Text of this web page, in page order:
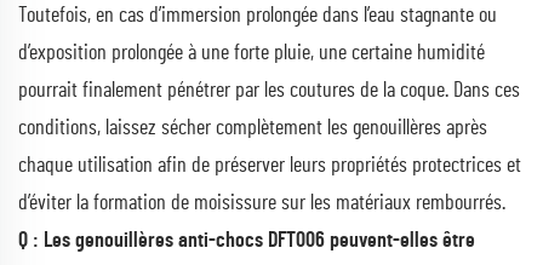
Toutefois, en cas d’immersion prolongée dans l’eau stagnante ou
d’exposition prolongée à une forte pluie, une certaine humidité
pourrait finalement pénétrer par les coutures de la coque. Dans ces
conditions, laissez sécher complètement les genouillères après
chaque utilisation afin de préserver leurs propriétés protectrices et
d’éviter la formation de moisissure sur les matériaux rembourrés.
Q : Les genouillères anti-chocs DFT006 peuvent-elles être